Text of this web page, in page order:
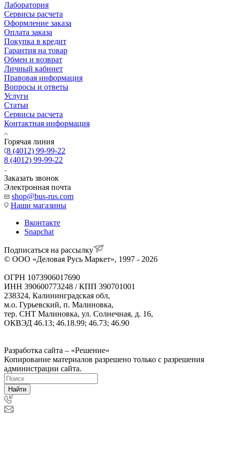
Лаборатория
Сервисы расчета
Оформление заказа
Оплата заказа
Покупка в кредит
Гарантия на товар
Обмен и возврат
Личный кабинет
Правовая информация
Вопросы и ответы
Услуги
Статьи
Сервисы расчета
Контактная информация
Горячая линия
8 (4012) 99-99-22
8 (4012) 99-99-22
Заказать звонок
Электронная почта
shop@bus-rus.com
Наши магазины
Вконтакте
Snapchat
Подписаться на рассылку
© ООО «Деловая Русь Маркет», 1997 - 2026
ОГРН 1073906017690
ИНН 390600773248 / КПП 390701001
238324, Калининградская обл,
м.о. Гурьевский, п. Малиновка,
тер. СНТ Малиновка, ул. Солнечная, д. 16,
ОКВЭД 46.13; 46.18.99; 46.73; 46.90
Разработка сайта – «Решение»
Копирование материалов разрешено только с разрешения
администрации сайта.
Найти